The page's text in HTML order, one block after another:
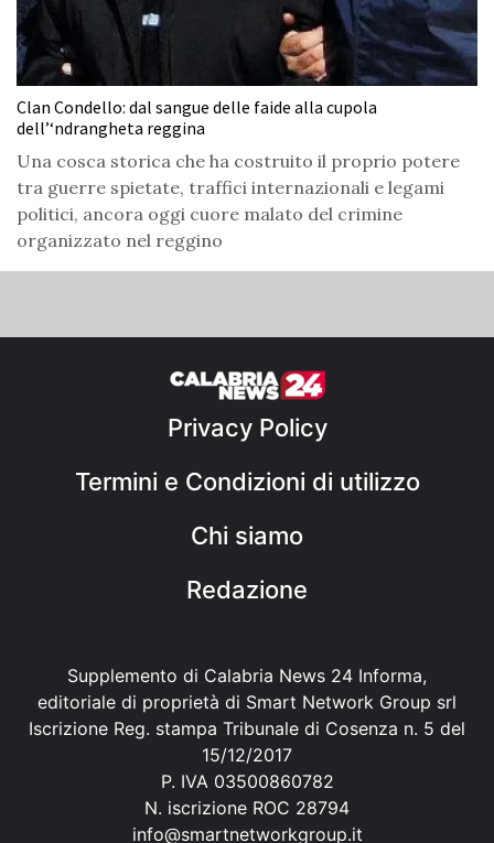
Clan Condello: dal sangue delle faide alla cupola
dell’‘ndrangheta reggina
Una cosca storica che ha costruito il proprio potere
tra guerre spietate, traffici internazionali e legami
politici, ancora oggi cuore malato del crimine
organizzato nel reggino
Privacy Policy
Termini e Condizioni di utilizzo
Chi siamo
Redazione
Supplemento di Calabria News 24 Informa,
editoriale di proprietà di Smart Network Group srl
Iscrizione Reg. stampa Tribunale di Cosenza n. 5 del
15/12/2017
P. IVA 03500860782
N. iscrizione ROC 28794
info@smartnetworkgroup.it